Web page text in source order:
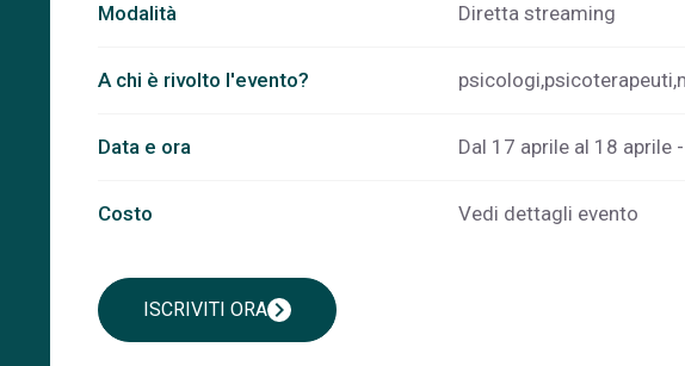
Modalità Diretta streaming
A chi è rivolto l'evento?
Data e ora Dal 17 aprile al 18 aprile
Costo Vedi dettagli evento
ISCRIVITI ORAchevron_right